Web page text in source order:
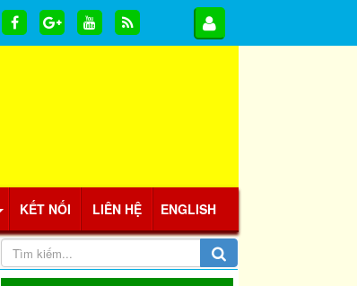
KẾT NỐI LIÊN HỆ ENGLISH